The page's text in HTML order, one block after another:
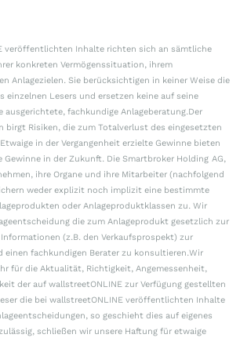
veröffentlichten Inhalte richten sich an sämtliche
konkreten Vermögenssituation, ihrem
Anlagezielen. Sie berücksichtigen in keiner Weise die
einzelnen Lesers und ersetzen keine auf seine
ausgerichtete, fachkundige Anlageberatung.Der
birgt Risiken, die zum Totalverlust des eingesetzten
in der Vergangenheit erzielte Gewinne bieten
Gewinne in der Zukunft. Die Smartbroker Holding AG,
ihre Organe und ihre Mitarbeiter (nachfolgend
weder explizit noch implizit eine bestimmte
oder Anlageproduktklassen zu. Wir
die zum Anlageprodukt gesetzlich zur
(z.B. den Verkaufsprospekt) zur
einen fachkundigen Berater zu konsultieren.Wir
für die Aktualität, Richtigkeit, Angemessenheit,
der auf wallstreetONLINE zur Verfügung gestellten
die bei wallstreetONLINE veröffentlichten Inhalte
so geschieht dies auf eigenes
schließen wir unsere Haftung für etwaige